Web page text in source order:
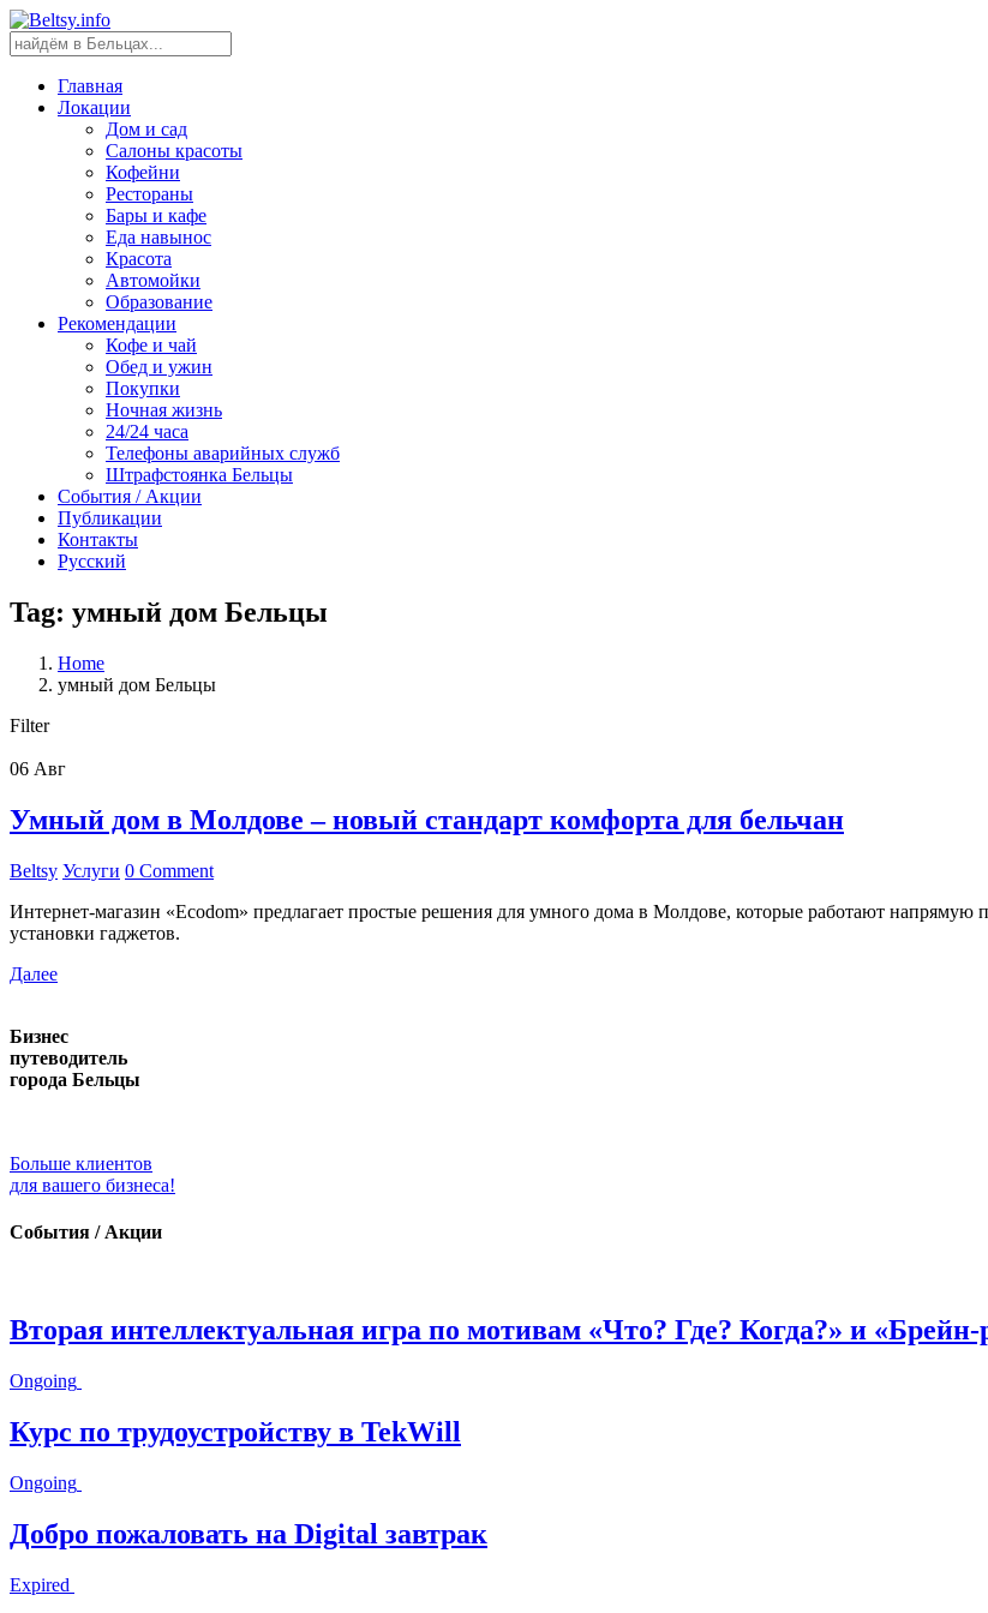
Главная
Локации
Дом и сад
Салоны красоты
Кофейни
Рестораны
Бары и кафе
Еда навынос
Красота
Автомойки
Образование
Рекомендации
Кофе и чай
Обед и ужин
Покупки
Ночная жизнь
24/24 часа
Телефоны аварийных служб
Штрафстоянка Бельцы
События / Акции
Публикации
Контакты
Русский
Tag: умный дом Бельцы
Home
умный дом Бельцы
Filter
06 Авг
Умный дом в Молдове – новый стандарт комфорта для бельчан
Beltsy Услуги 0 Comment
Интернет-магазин «Ecodom» предлагает простые решения для умного дома в Молдове, которые работают
установки гаджетов.
Далее
Бизнес
путеводитель
города Бельцы
Больше клиентов
для вашего бизнеса!
События / Акции
Вторая интеллектуальная игра по мотивам «Что? Где? Когда?» и «Брейн-
Ongoing
Курс по трудоустройству в TekWill
Ongoing
Добро пожаловать на Digital завтрак
Expired